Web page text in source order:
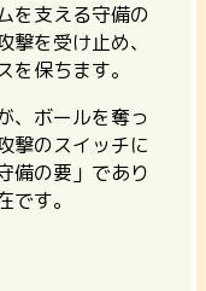
を支える守備の
を受け止め、
保ちます。
、ボールを奪っ
撃のスイッチに
備の要」であり
です。